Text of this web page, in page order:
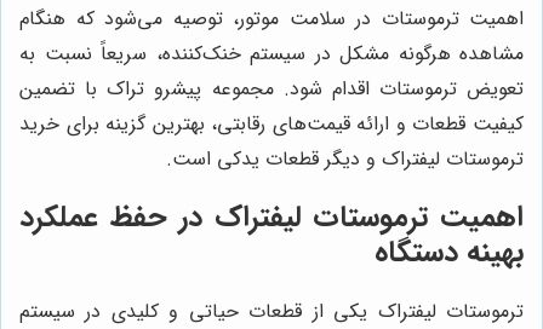
اهمیت ترموستات در سلامت موتور، توصیه می‌شود که هنگام
مشاهده هرگونه مشکل در سیستم خنک‌کننده، سریعاً نسبت به
تعویض ترموستات اقدام شود. مجموعه پیشرو تراک با تضمین
کیفیت قطعات و ارائه قیمت‌های رقابتی، بهترین گزینه برای خرید
ترموستات لیفتراک و دیگر قطعات یدکی است.
اهمیت ترموستات لیفتراک در حفظ عملکرد
بهینه دستگاه
ترموستات لیفتراک یکی از قطعات حیاتی و کلیدی در سیستم